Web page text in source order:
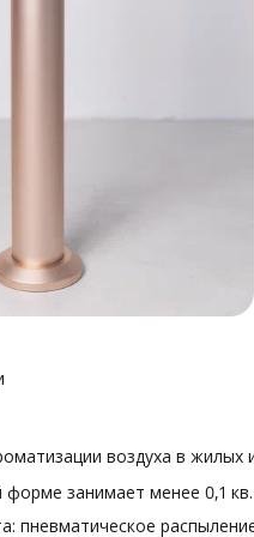
воздуха в
форме занимает менее 0,1
пневматическое